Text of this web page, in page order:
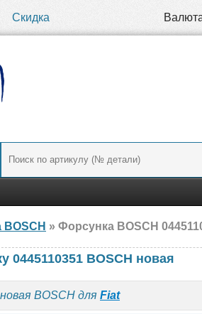
Скидка
» Форсунка BOSCH
0445110351 BOSCH новая
BOSCH для Fiat